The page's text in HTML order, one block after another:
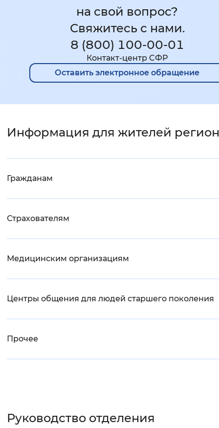
на свой вопрос?
Свяжитесь с нами.
8 (800) 100-00-01
Контакт-центр CФР
Оставить электронное обращение
Информация для жителей
Гражданам
Страхователям
Медицинским организациям
Центры общения для людей старшего поколения
Прочее
Руководство отделения